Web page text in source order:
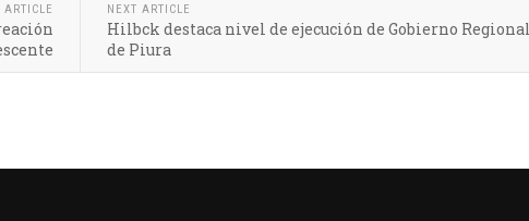
ARTICLE NEXT ARTICLE
Hilbck destaca nivel de ejecución de Gobierno Regional
de Piura